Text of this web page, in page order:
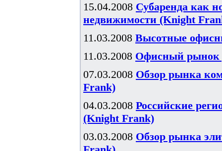
15.04.2008 Субаренда как
недвижимости (Knight
11.03.2008 Высотные
11.03.2008 Офисный рынок
07.03.2008 Обзор рынка
Frank)
04.03.2008 Российские
(Knight Frank)
03.03.2008 Обзор рынка